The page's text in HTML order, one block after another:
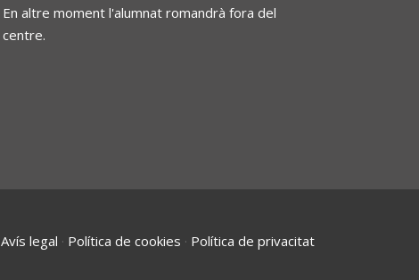
En altre moment l'alumnat romandrà fora del
centre.
Avís legal · Política de cookies · Política de privacitat